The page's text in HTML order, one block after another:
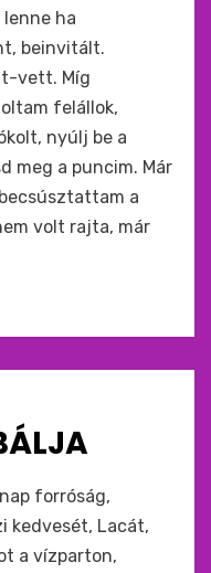
ha
beinvitált.
vett. Míg
felállok,
nyúlj be a
meg a puncim. Már
a
volt rajta, már
forróság,
kedvesét, Lacát,
a vízparton,